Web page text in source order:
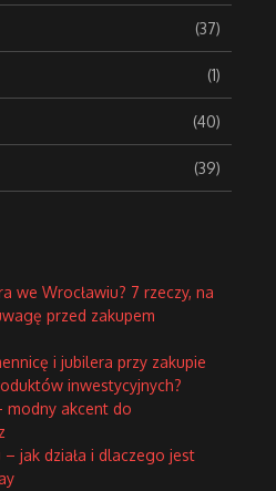
(37)
(1)
(40)
(39)
we Wrocławiu? 7 rzeczy, na
przed zakupem
i jubilera przy zakupie
inwestycyjnych?
modny akcent do
jak działa i dlaczego jest